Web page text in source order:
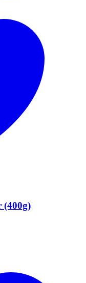
(400g)